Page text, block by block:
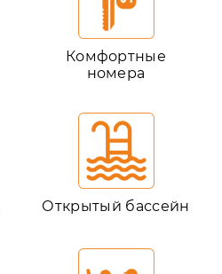
Комфортные
номера
Открытый бассейн